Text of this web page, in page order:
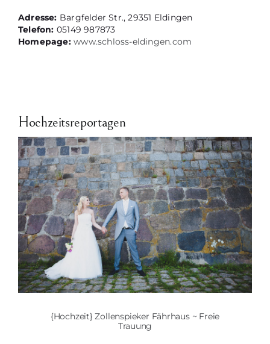
Adresse: Bargfelder Str., 29351 Eldingen
Telefon: 05149 987873
Homepage: www.schloss-eldingen.com
Hochzeitsreportagen
{Hochzeit} Zollenspieker Fährhaus ~ Freie
Trauung